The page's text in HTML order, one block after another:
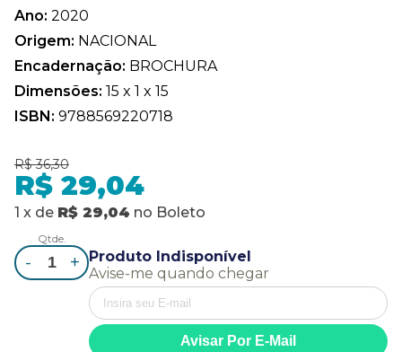
Ano: 2020
Origem: NACIONAL
Encadernação: BROCHURA
Dimensões: 15 x 1 x 15
ISBN: 9788569220718
R$ 36,30
R$ 29,04
1 x de R$ 29,04 no Boleto
Qtde.
- +
Produto Indisponível
Avise-me quando chegar